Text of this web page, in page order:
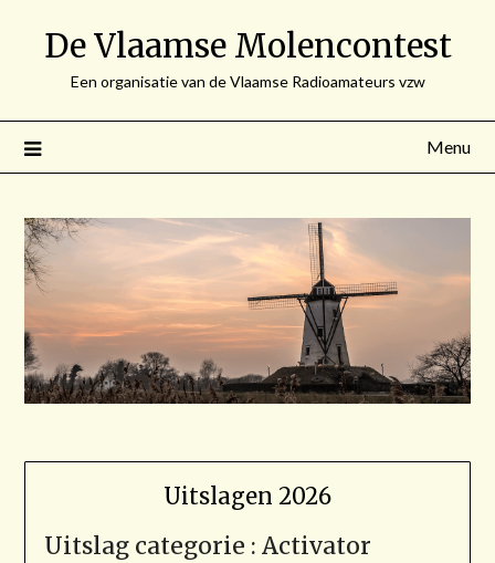
De Vlaamse Molencontest
Een organisatie van de Vlaamse Radioamateurs vzw
Menu
Uitslagen 2026
Uitslag categorie : Activator